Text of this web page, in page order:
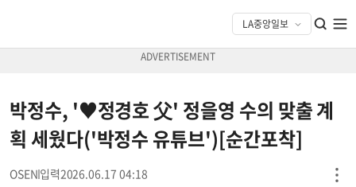
박정수, '♥정경호 父' 정을영 수의 맞출 계
획 세웠다('박정수 유튜브')[순간포착]
OSEN 2026.06.17 04:18